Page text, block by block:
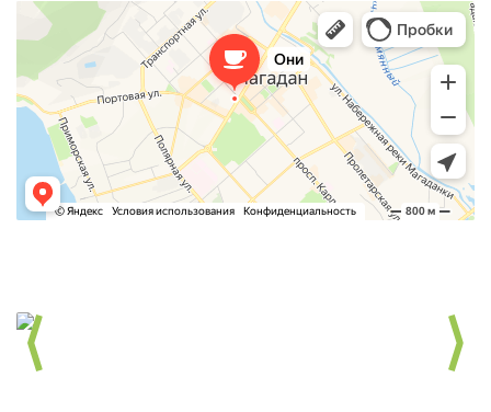
Они
Кофейня в Магадане
Кафе в Магадане